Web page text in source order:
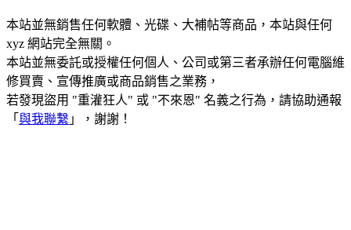
本站並無銷售任何軟體、光碟、大補帖等商品，本站與任何
xyz 網站完全無關。
本站並無委託或授權任何個人、公司或第三者承辦任何電腦維
修買賣、宣傳推廣或商品銷售之業務，
若發現盜用 "重灌狂人" 或 "不來恩" 名義之行為，請協助通報
「 與我聯繫 」，謝謝！